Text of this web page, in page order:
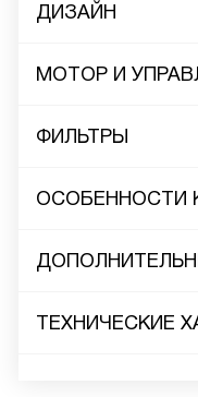
ДИЗАЙН
МОТОР И
ФИЛЬТРЫ
ОСОБЕННОСТИ
ТЕХНИЧЕСКИЕ